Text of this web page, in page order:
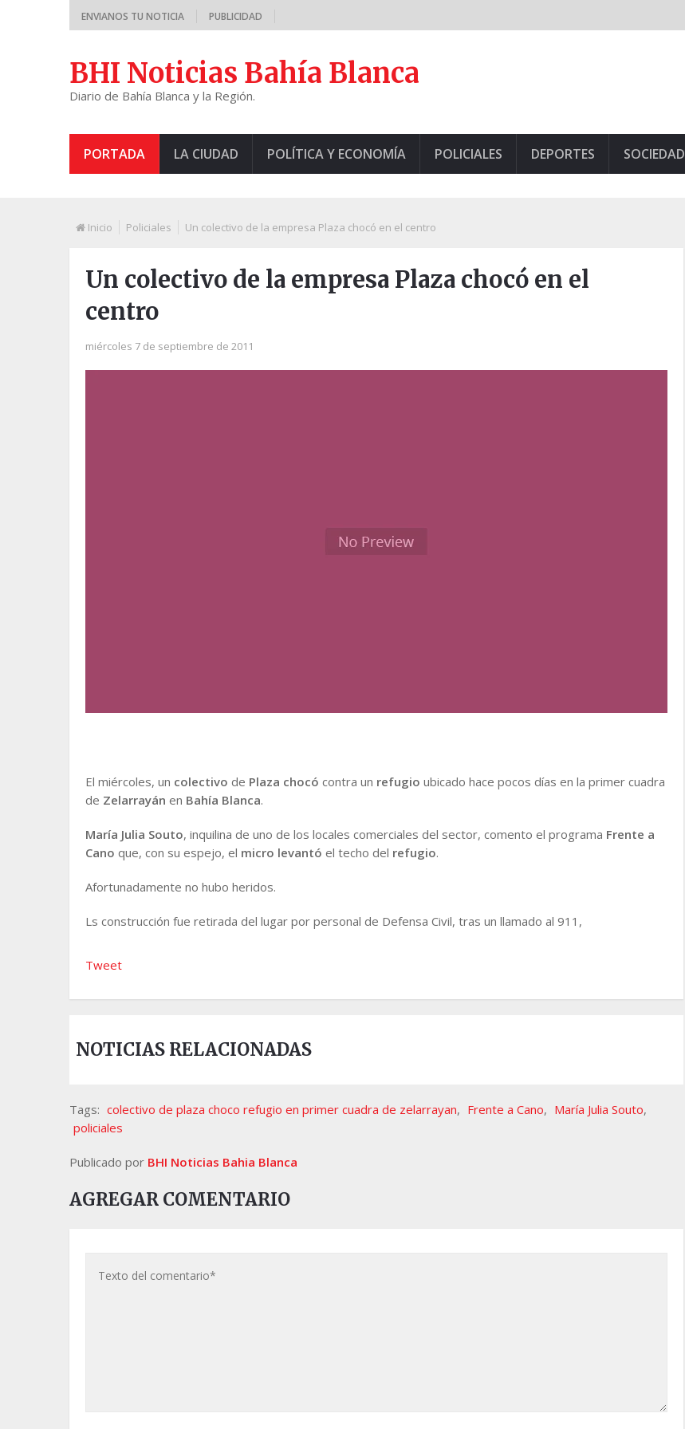
ENVIANOS TU NOTICIA PUBLICIDAD
BHI Noticias Bahía Blanca
Diario de Bahía Blanca y la Región.
PORTADA LA CIUDAD POLÍTICA Y ECONOMÍA POLICIALES DEPORTES SOCIEDAD
Inicio Policiales Un colectivo de la empresa Plaza chocó en el centro
Un colectivo de la empresa Plaza chocó en el
centro
miércoles 7 de septiembre de 2011
El miércoles, un colectivo de Plaza chocó contra un refugio ubicado hace pocos días en la primer cuadra
de Zelarrayán en Bahía Blanca.
María Julia Souto, inquilina de uno de los locales comerciales del sector, comento el programa Frente a
Cano que, con su espejo, el micro levantó el techo del refugio.
Afortunadamente no hubo heridos.
Ls construcción fue retirada del lugar por personal de Defensa Civil, tras un llamado al 911,
Tweet
NOTICIAS RELACIONADAS
Tags: colectivo de plaza choco refugio en primer cuadra de zelarrayan, Frente a Cano, María Julia Souto,
policiales
Publicado por BHI Noticias Bahia Blanca
AGREGAR COMENTARIO